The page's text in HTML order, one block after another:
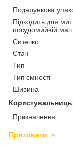
Подарункова
Підходить для
посудомийній
Ситечко
Стан
Тип
Тип ємності
Ширина
Призначення
Приховати